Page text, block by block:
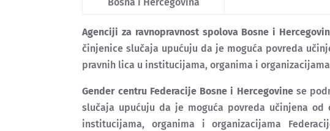
Bosna i Hercegovina
Agenciji za ravnopravnost spolova Bosne i
činjenice slučaja upućuju da je moguća povreda
pravnih lica u institucijama, organima i
Gender centru Federacije Bosne i Hercegovinese
slučaja upućuju da je moguća povreda učinjena
institucijama, organima i organizacijama